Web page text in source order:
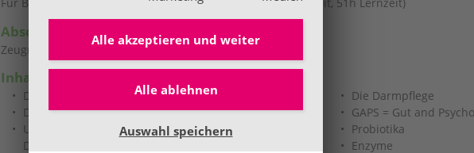
Alle akzeptieren und weiter
Alle ablehnen
Auswahl speichern
👉 Hier alle Infos
Wir freuen uns auf dich!
Abschluss
Zeugnis
Inhalte dieser Ausbildung
Darmgesundheit beginnt in Mund und Magen
Die Darmschleimhaut
Ungleichgewichte in der Magen- und
Darmgesundheit
Die Darmpflege
GAPS = Gut and
Probiotika
Enzyme